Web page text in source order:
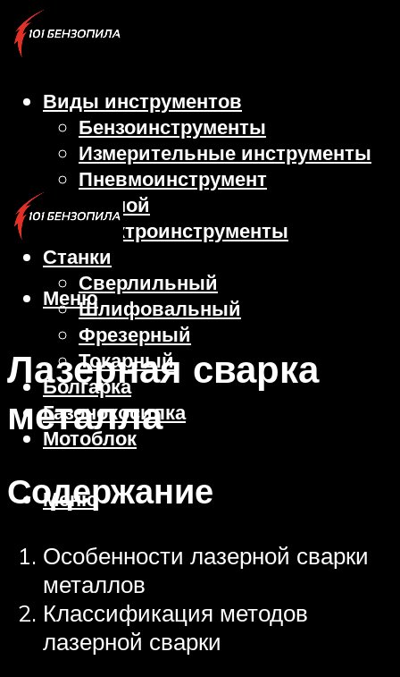
Виды инструментов
Бензоинструменты
Измерительные инструменты
Пневмоинструмент
Ручной
Электроинструменты
Станки
Сверлильный
Шлифовальный
Фрезерный
Токарный
Болгарка
Газонокосилка
Мотоблок
Меню
Меню
Лазерная сварка
металла
Содержание
Особенности лазерной сварки
металлов
Классификация методов
лазерной сварки